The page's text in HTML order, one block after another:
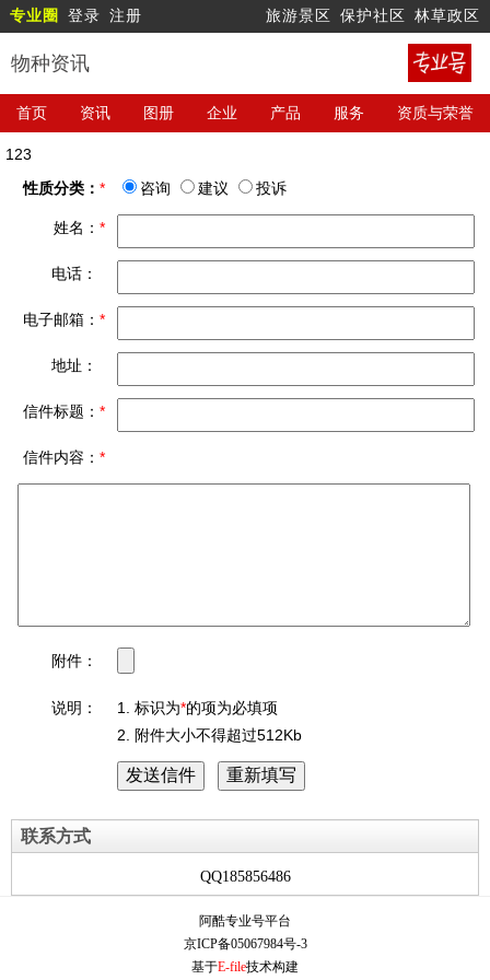
专业圈 登录 注册 旅游景区 保护社区 林草政区
物种资讯
首页 资讯 图册 企业 产品 服务 资质与荣誉
123
性质分类： * 咨询 建议 投诉
姓名： *
电话：
电子邮箱： *
地址：
信件标题： *
信件内容： *
附件：
说明： 1. 标识为*的项为必填项
2. 附件大小不得超过512Kb
联系方式
QQ185856486
阿酷专业号平台
京ICP备05067984号-3
基于E-file技术构建